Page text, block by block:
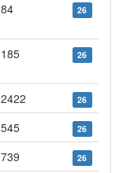
84 26
185 26
2422 26
545 26
739 26